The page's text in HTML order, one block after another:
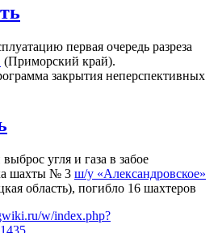
первая очередь разреза
(Приморский край).
закрытия неперспективных
угля и газа в забое
шахты № 3 ш/у «Александровское»
область), погибло 16 шахтеров
w/index.php?